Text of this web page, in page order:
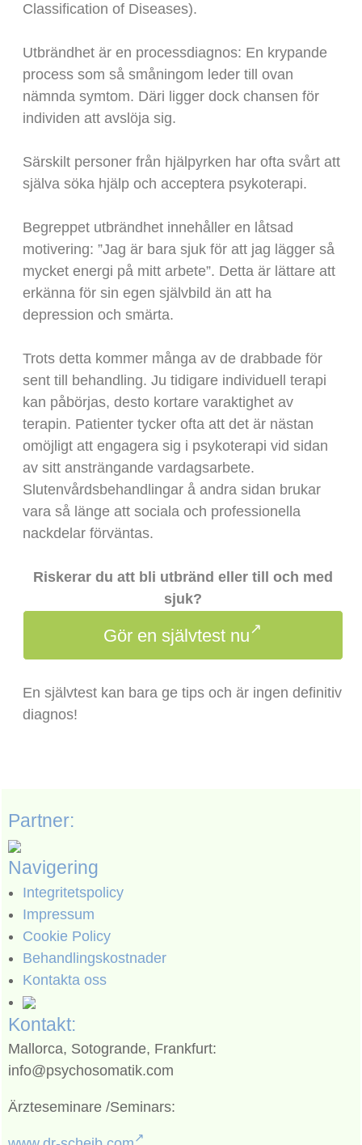
Classification of Diseases).
Utbrändhet är en processdiagnos: En krypande
process som så småningom leder till ovan
nämnda symtom. Däri ligger dock chansen för
individen att avslöja sig.
Särskilt personer från hjälpyrken har ofta svårt att
själva söka hjälp och acceptera psykoterapi.
Begreppet utbrändhet innehåller en låtsad
motivering: ”Jag är bara sjuk för att jag lägger så
mycket energi på mitt arbete”. Detta är lättare att
erkänna för sin egen självbild än att ha
depression och smärta.
Trots detta kommer många av de drabbade för
sent till behandling. Ju tidigare individuell terapi
kan påbörjas, desto kortare varaktighet av
terapin. Patienter tycker ofta att det är nästan
omöjligt att engagera sig i psykoterapi vid sidan
av sitt ansträngande vardagsarbete.
Slutenvårdsbehandlingar å andra sidan brukar
vara så länge att sociala och professionella
nackdelar förväntas.
Riskerar du att bli utbränd eller till och med
sjuk?
Gör en självtest nu
En självtest kan bara ge tips och är ingen definitiv
diagnos!
Partner:
Navigering
Integritetspolicy
Impressum
Cookie Policy
Behandlingskostnader
Kontakta oss
Kontakt:
Mallorca, Sotogrande, Frankfurt:
info@psychosomatik.com
Ärzteseminare /Seminars: